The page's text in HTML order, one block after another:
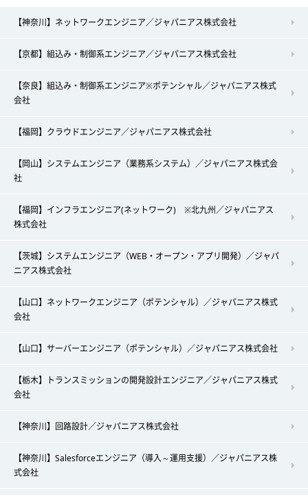
【神奈川】ネットワークエンジニア／ジャパニアス株式会社
【京都】組込み・制御系エンジニア／ジャパニアス株式会社
【奈良】組込み・制御系エンジニア※ポテンシャル／ジャパニアス株式
会社
【福岡】クラウドエンジニア／ジャパニアス株式会社
【岡山】システムエンジニア（業務系システム）／ジャパニアス株式会
社
【福岡】インフラエンジニア(ネットワーク) ※北九州／ジャパニアス
株式会社
【茨城】システムエンジニア（WEB・オープン・アプリ開発）／ジャパ
ニアス株式会社
【山口】ネットワークエンジニア（ポテンシャル）／ジャパニアス株式
会社
【山口】サーバーエンジニア（ポテンシャル）／ジャパニアス株式会社
【栃木】トランスミッションの開発設計エンジニア／ジャパニアス株式
会社
【神奈川】回路設計／ジャパニアス株式会社
【神奈川】Salesforceエンジニア（導入～運用支援）／ジャパニアス株
式会社